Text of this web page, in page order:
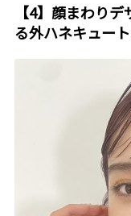
【4】顔まわり
る外ハネキュー